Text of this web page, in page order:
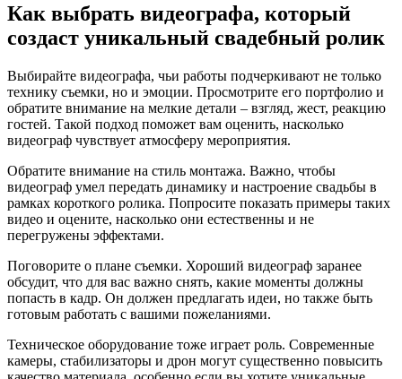
Как выбрать видеографа, который
создаст уникальный свадебный ролик
Выбирайте видеографа, чьи работы подчеркивают не только
технику съемки, но и эмоции. Просмотрите его портфолио и
обратите внимание на мелкие детали – взгляд, жест, реакцию
гостей. Такой подход поможет вам оценить, насколько
видеограф чувствует атмосферу мероприятия.
Обратите внимание на стиль монтажа. Важно, чтобы
видеограф умел передать динамику и настроение свадьбы в
рамках короткого ролика. Попросите показать примеры таких
видео и оцените, насколько они естественны и не
перегружены эффектами.
Поговорите о плане съемки. Хороший видеограф заранее
обсудит, что для вас важно снять, какие моменты должны
попасть в кадр. Он должен предлагать идеи, но также быть
готовым работать с вашими пожеланиями.
Техническое оборудование тоже играет роль. Современные
камеры, стабилизаторы и дрон могут существенно повысить